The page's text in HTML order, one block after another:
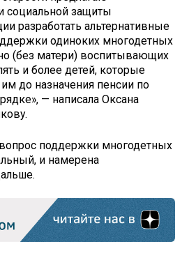
социальной защиты
разработать альтернативные
одиноких многодетных
(без матери) воспитывающих
и более детей, которые
до назначения пенсии по
— написала Оксана
вопрос поддержки многодетных
и намерена